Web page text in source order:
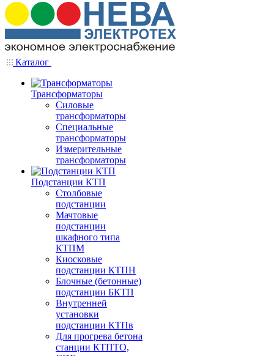
Каталог
Трансформаторы
Силовые
трансформаторы
Специальные
трансформаторы
Измерительные
трансформаторы
Подстанции КТП
Столбовые
подстанции
Мачтовые
подстанции
шкафного типа
КТПМ
Киосковые
подстанции КТПН
Блочные (бетонные)
подстанции БКТП
Внутренней
установки
подстанции КТПв
Для прогрева бетона
станции КТПТО,